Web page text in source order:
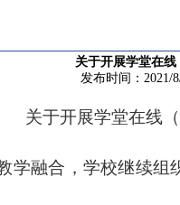
关于开展学堂在
发布时间：2021/
关于开展学堂在线
学融合，学校继续